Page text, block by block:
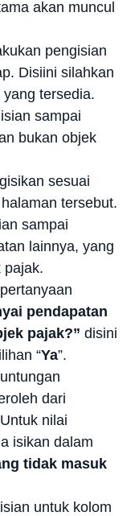
akan muncul
pengisian
Disiini silahkan
tersedia.
sampai
bukan objek
sesuai
tersebut.
sampai
lainnya, yang
pajak.
pendapatan
pajak?” disini
“Ya”.
dari
nilai
isikan dalam
tidak masuk
untuk kolom